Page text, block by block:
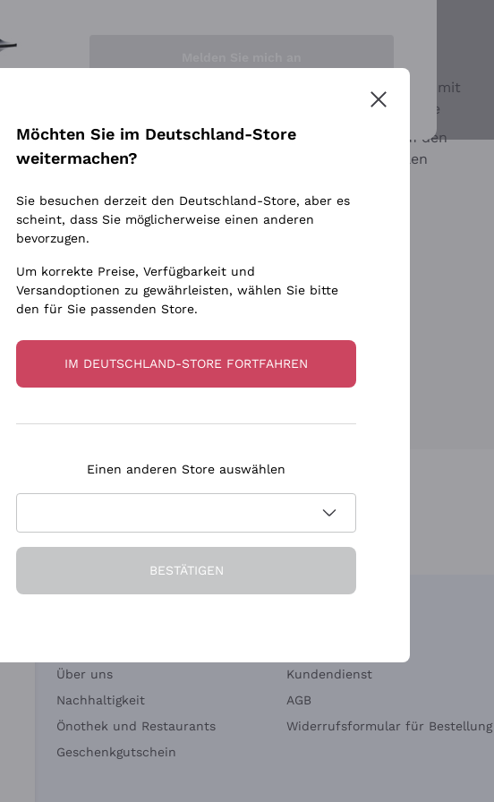
Ca' dei Frati
Biondi Santi
Quintarelli Giuseppe
Rinaldi Giuseppe
Egly Ouriet
Jacquesson
Agrapart
Ohne Sulfit oder mit
minimalen Sulfite
Maischung auf den
Traubenschalen
in Deutschland
in 3 Raten
Über uns
Nachhaltigkeit
Önothek und Restaurants
Geschenkgutschein
Kundendienst
AGB
Widerrufsformular für Bestellung
Möchten Sie im Deutschland-Store
weitermachen?
Sie besuchen derzeit den Deutschland-Store, aber es
scheint, dass Sie möglicherweise einen anderen
bevorzugen.
Um korrekte Preise, Verfügbarkeit und
Versandoptionen zu gewährleisten, wählen Sie bitte
den für Sie passenden Store.
IM DEUTSCHLAND-STORE FORTFAHREN
Einen anderen Store auswählen
BESTÄTIGEN